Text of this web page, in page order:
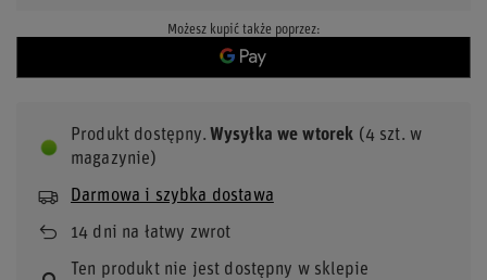
Możesz kupić także poprzez:
Produkt dostępny Wysyłkawe wtorek (4 szt. w
magazynie)
Darmowa i szybka dostawa
14 dni na łatwy zwrot
Ten produkt nie jest dostępny w sklepie